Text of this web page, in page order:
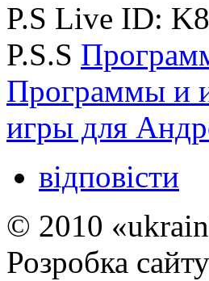
P.S Live ID:
P.S.S
Программы и
игры для
відповісти
© 2010
Розробка сайту